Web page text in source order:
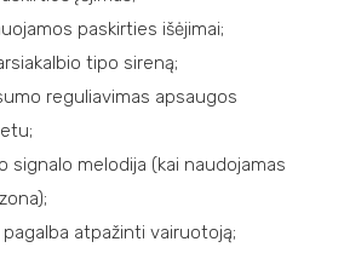
paskirties išėjimai;
tipo sireną;
reguliavimas apsaugos
signalo melodija (kai naudojamas
pagalba atpažinti vairuotoją;